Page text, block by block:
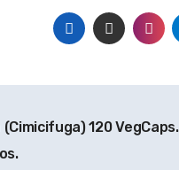
(Cimicifuga) 120